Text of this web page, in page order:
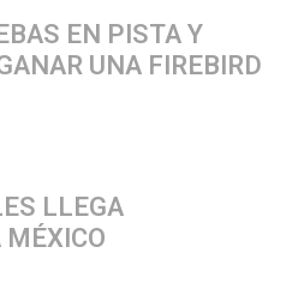
EN PISTA Y
UNA FIREBIRD
LLEGA